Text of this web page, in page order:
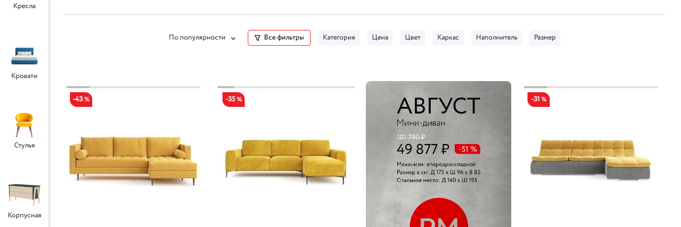
Кресла
Кровати
Стулья
Корпусная
По популярности Категория Цена Цвет Каркас Наполнитель Размер
Все фильтры
-43% -35 % -31 %